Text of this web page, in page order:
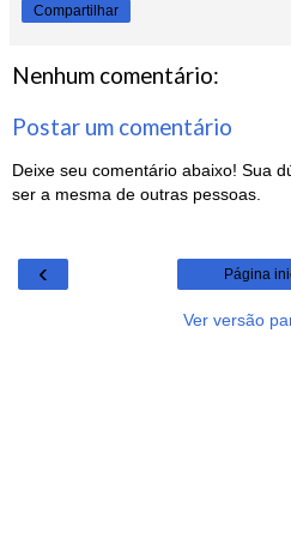
Compartilhar
Nenhum comentário:
Postar um comentário
Deixe seu comentário abaixo! Sua
ser a mesma de outras pessoas.
‹ Página
Ver versão